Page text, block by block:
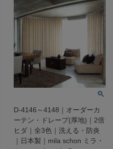
D-4146～4148｜オーダーカ
ーテン・ドレープ(厚地)｜2倍
ヒダ｜全3色｜洗える・防炎
｜日本製｜mila schon ミラ・